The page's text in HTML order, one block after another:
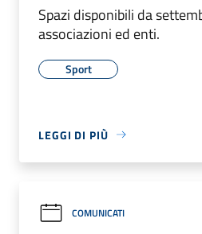
Spazi disponibili da
associazioni ed enti.
Sport
LEGGI DI PIÙ
COMUNICATI